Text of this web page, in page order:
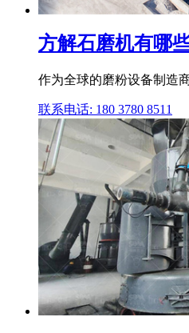
方解石磨机有哪
作为全球的磨粉设备制造
联系电话: 180 3780 8511